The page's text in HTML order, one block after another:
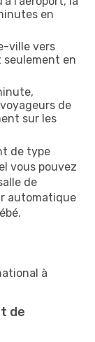
en
ville vers
en
de
sur les
de type
vous pouvez
de
automatique
à
de